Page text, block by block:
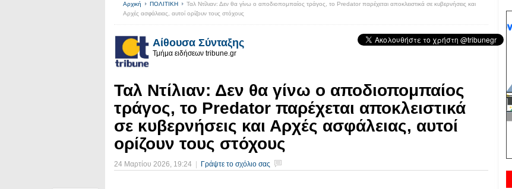
Αρχική ΠΟΛΙΤΙΚΗ
Ταλ Ντίλιαν: Δεν θα γίνω ο αποδιοπομπαίος τράγος, το Predator παρέχεται αποκλειστικά σε κυβερνήσεις και
Αρχές ασφάλειας, αυτοί ορίζουν τους στόχους
Αίθουσα Σύνταξης
Τμήμα ειδήσεων tribune.gr
Ταλ Ντίλιαν: Δεν θα γίνω ο αποδιοπομπαίος
τράγος, το Predator παρέχεται αποκλειστικά
σε κυβερνήσεις και Αρχές ασφάλειας, αυτοί
ορίζουν τους στόχους
24 Μαρτίου 2026, 19:24 Γράψτε το σχόλιο σας